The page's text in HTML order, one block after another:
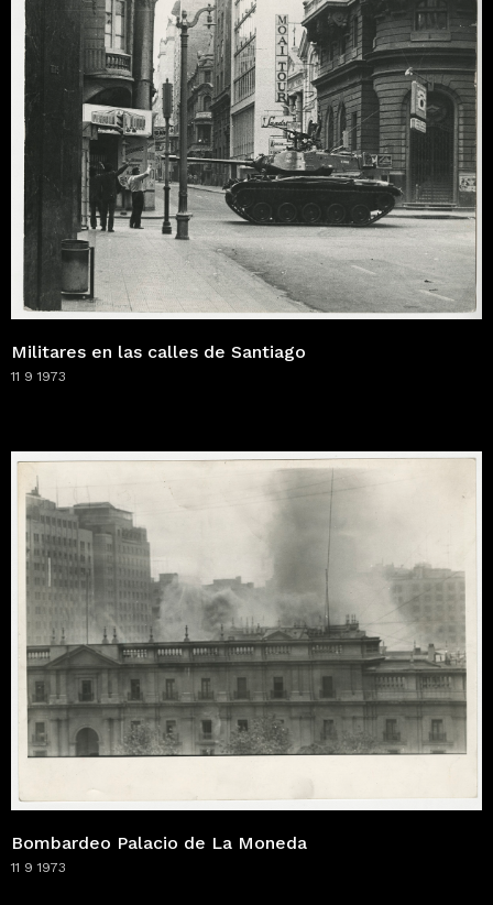
Militares en las calles de Santiago
11 9 1973
Bombardeo Palacio de La Moneda
11 9 1973